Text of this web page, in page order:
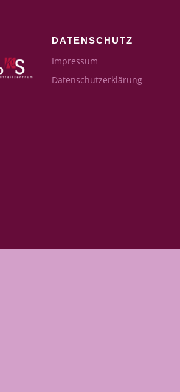
DATENSCHUTZ
Impressum
Datenschutzerklärung